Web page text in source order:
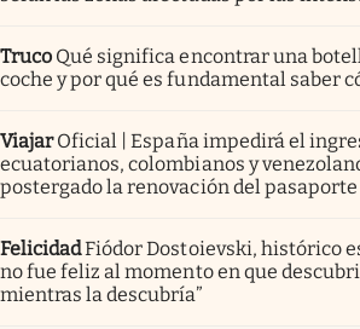
Truco Qué significa encontrar una
coche y por qué es fundamental saber
Viajar Oficial | España impedirá el
ecuatorianos, colombianos y
postergado la renovación del pasaporte
FelicidadFiódor Dostoievski, histórico
no fue feliz al momento en que
mientras la descubría”